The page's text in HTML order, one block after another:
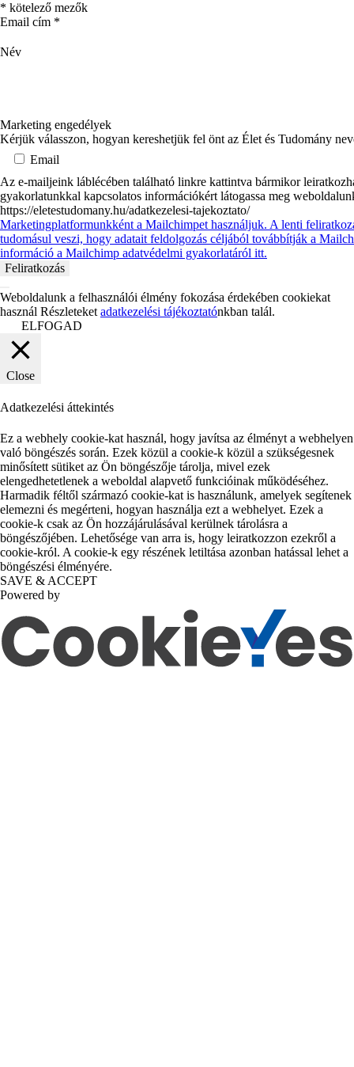
* kötelező mezők
Email cím *
Név
Marketing engedélyek
Kérjük válasszon, hogyan kereshetjük fel önt az Élet és Tudomány
Email
Az e-mailjeink láblécében található linkre kattintva bármikor
gyakorlatunkkal kapcsolatos információkért látogassa meg
https://eletestudomany.hu/adatkezelesi-tajekoztato/
Marketingplatformunkként a Mailchimpet használjuk. A lenti
tudomásul veszi, hogy adatait feldolgozás céljából továbbítják a
információ a Mailchimp adatvédelmi gyakorlatáról itt.
Weboldalunk a felhasználói élmény fokozása érdekében cookiekat
használ Részleteket adatkezelési tájékoztatónkban talál.
ELFOGAD
Close
Adatkezelési áttekintés
Ez a webhely cookie-kat használ, hogy javítsa az élményt a webhelyen
való böngészés során. Ezek közül a cookie-k közül a szükségesnek
minősített sütiket az Ön böngészője tárolja, mivel ezek
elengedhetetlenek a weboldal alapvető funkcióinak működéséhez.
Harmadik féltől származó cookie-kat is használunk, amelyek segítenek
elemezni és megérteni, hogyan használja ezt a webhelyet. Ezek a
cookie-k csak az Ön hozzájárulásával kerülnek tárolásra a
böngészőjében. Lehetősége van arra is, hogy leiratkozzon ezekről a
cookie-król. A cookie-k egy részének letiltása azonban hatással lehet a
böngészési élményére.
SAVE & ACCEPT
Powered by